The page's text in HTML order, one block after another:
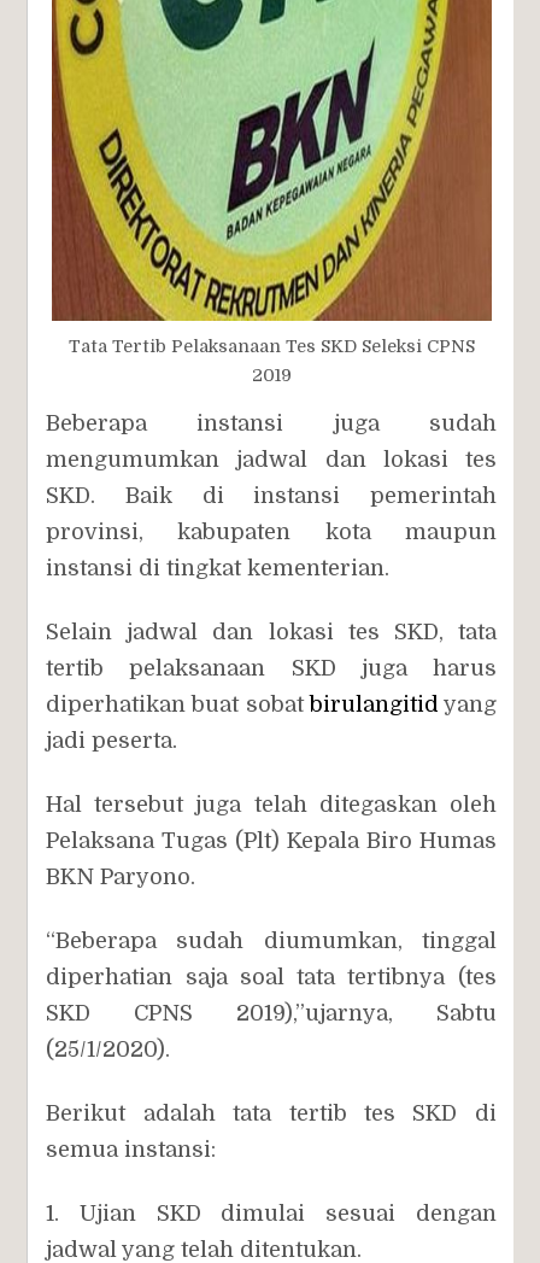
Tata Tertib Pelaksanaan Tes SKD Seleksi CPNS
2019
Beberapa instansi juga sudah
mengumumkan jadwal dan lokasi tes
SKD. Baik di instansi pemerintah
provinsi, kabupaten kota maupun
instansi di tingkat kementerian.
Selain jadwal dan lokasi tes SKD, tata
tertib pelaksanaan SKD juga harus
diperhatikan buat sobat birulangitid yang
jadi peserta.
Hal tersebut juga telah ditegaskan oleh
Pelaksana Tugas (Plt) Kepala Biro Humas
BKN Paryono.
“Beberapa sudah diumumkan, tinggal
diperhatian saja soal tata tertibnya (tes
SKD CPNS 2019),”ujarnya, Sabtu
(25/1/2020).
Berikut adalah tata tertib tes SKD di
semua instansi:
1. Ujian SKD dimulai sesuai dengan
jadwal yang telah ditentukan.